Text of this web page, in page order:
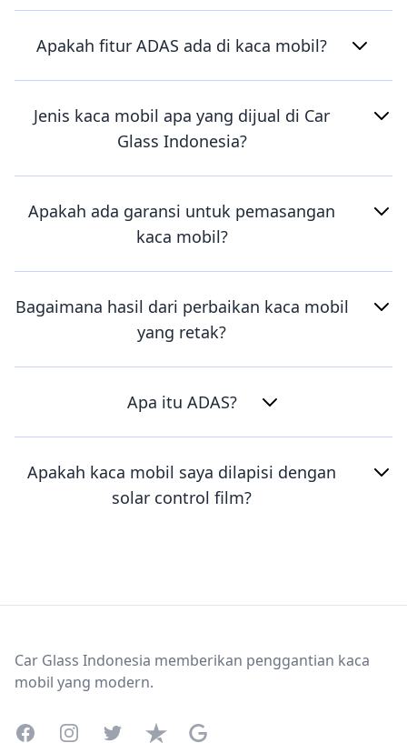
Apakah fitur ADAS ada di kaca mobil?
Jenis kaca mobil apa yang dijual di Car
Glass Indonesia?
Apakah ada garansi untuk pemasangan
kaca mobil?
Bagaimana hasil dari perbaikan kaca mobil
yang retak?
Apa itu ADAS?
Apakah kaca mobil saya dilapisi dengan
solar control film?
Car Glass Indonesia memberikan penggantian kaca
mobil yang modern.
FacebookInstagramTwitterTrustpilotGoogle Business Profile